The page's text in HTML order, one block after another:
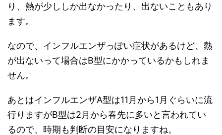
り、熱が少ししか出なかったり、出ないこともあり
ます。
なので、インフルエンザっぽい症状があるけど、熱
が出ないって場合はB型にかかっているかもしれま
せん。
あとはインフルエンザA型は11月から1月ぐらいに流
行りますがB型は2月から春先に多いと言われてい
るので、時期も判断の目安になりますね。